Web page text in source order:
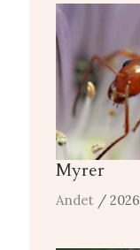
Myrer
Andet / 2026